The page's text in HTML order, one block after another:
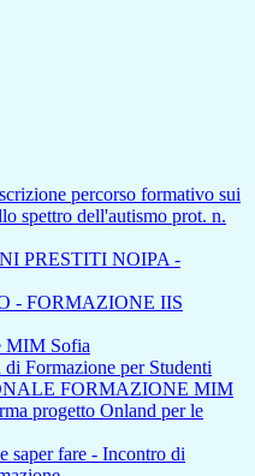
percorso formativo sui
spettro dell'autismo prot. n.
PRESTITI NOIPA -
- FORMAZIONE IIS
MIM Sofia
Formazione per Studenti
FORMAZIONE MIM
progetto Onland per le
saper fare - Incontro di